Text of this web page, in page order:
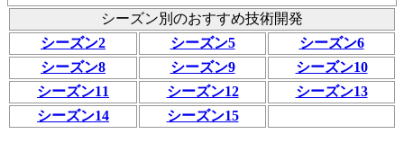
シーズン別のおすすめ技術開発
シーズン2
シーズン5
シーズン6
シーズン8
シーズン9
シーズン10
シーズン11
シーズン12
シーズン13
シーズン14
シーズン15